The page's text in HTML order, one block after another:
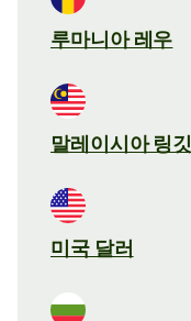
루마니아 레우
말레이시아 링깃
미국 달러